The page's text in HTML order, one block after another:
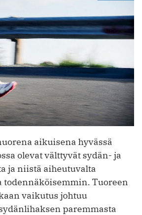
aikuisena hyvässä
olevat välttyvät sydän- ja
ja niistä aiheutuvalta
todennäköisemmin. Tuoreen
vaikutus johtuu
paremmasta